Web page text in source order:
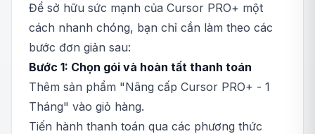
Để sở hữu sức mạnh của Cursor PRO+ một
cách nhanh chóng, bạn chỉ cần làm theo các
bước đơn giản sau:
Bước 1: Chọn gói và hoàn tất thanh toán
Thêm sản phẩm "Nâng cấp Cursor PRO+ - 1
Tháng" vào giỏ hàng.
Tiến hành thanh toán qua các phương thức